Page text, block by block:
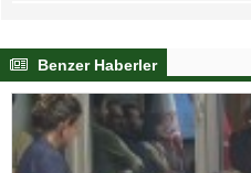
Benzer Haberler